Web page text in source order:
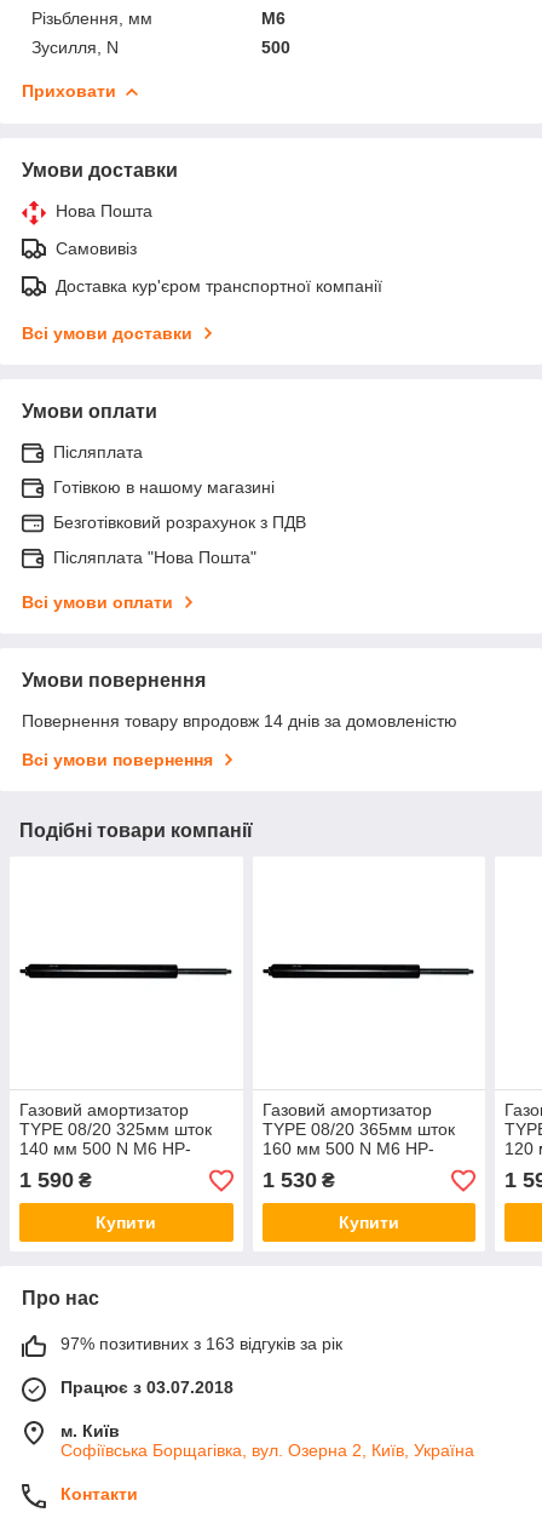
Різьблення, мм
М6
Зусилля, N
500
Приховати
Умови доставки
Нова Пошта
Самовивіз
Доставка кур'єром транспортної компанії
Всі умови доставки
Умови оплати
Післяплата
Готівкою в нашому магазині
Безготівковий розрахунок з ПДВ
Післяплата "Нова Пошта"
Всі умови оплати
Умови повернення
Повернення товару впродовж 14 днів за домовленістю
Всі умови повернення
Подібні товари компанії
Газовий амортизатор
TYPE 08/20 325мм шток
140 мм 500 N М6 HP-
trailer 210043
1 590 ₴
Купити
Газовий амортизатор
TYPE 08/20 365мм шток
160 мм 500 N М6 HP-
trailer 11010071 (210053)
1 530₴
Купити
120
1
Про нас
97% позитивних з 163 відгуків за рік
Працює з 03.07.2018
м. Київ
Софіївська Борщагівка, вул. Озерна 2, Київ, Україна
Контакти